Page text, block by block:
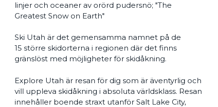
linjer och oceaner av orörd pudersnö; "The
Greatest Snow on Earth"
Ski Utah är det gemensamma namnet på de
15 större skidorterna i regionen där det finns
gränslöst med möjligheter för skidåkning.
Explore Utah är resan för dig som är äventyrlig och
vill uppleva skidåkning i absoluta världsklass. Resan
innehåller boende straxt utanför Salt Lake City,